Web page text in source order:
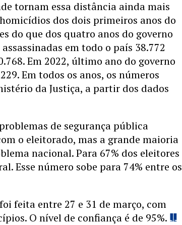
tornam essa distância ainda mais
dos dois primeiros anos do
do que dos quatro anos do governo
em todo o país 38.772
Em 2022, último ano do governo
Em todos os anos, os números
da Justiça, a partir dos dados
de segurança pública
o eleitorado, mas a grande maioria
nacional. Para 67% dos eleitores
Esse número sobe para 74% entre os
foi feita entre 27 e 31 de março, com
O nível de confiança é de 95%.